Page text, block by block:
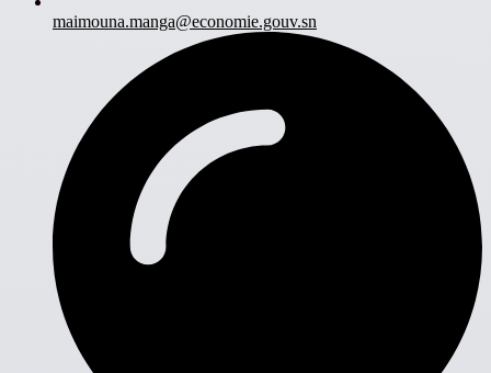
maimouna.manga@economie.gouv.sn